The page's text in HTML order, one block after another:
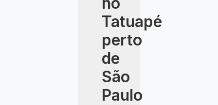
Tatuapé
perto
de
São
Paulo